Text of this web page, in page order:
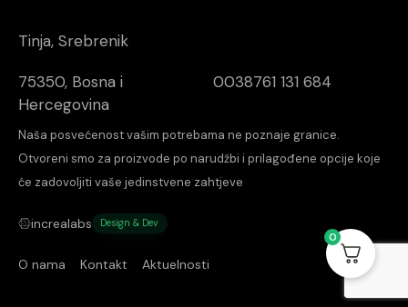
Tinja, Srebrenik
75350, Bosna i
Hercegovina
0038761 131 684
Naša posvećenost vašim potrebama ne poznaje granice.
Otvoreni smo za proizvode po narudžbi i prilagođene opcije koje
će zadovoljiti vaše jedinstvene zahtjeve
increalabs Design & Dev
O nama Kontakt Aktuelnosti
0